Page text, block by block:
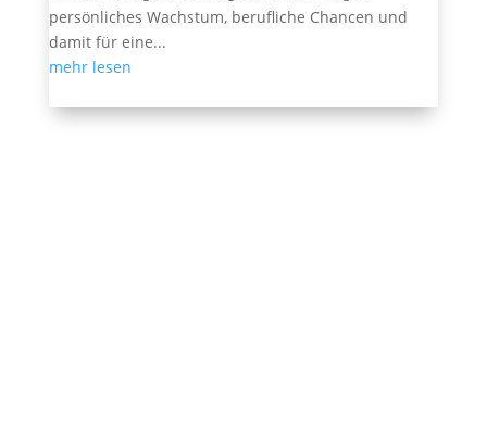
persönliches Wachstum, berufliche Chancen und
damit für eine...
mehr lesen